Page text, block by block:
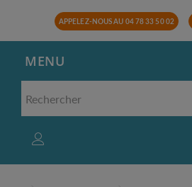
APPELEZ-NOUS AU 04 78 33 50 02
MENU